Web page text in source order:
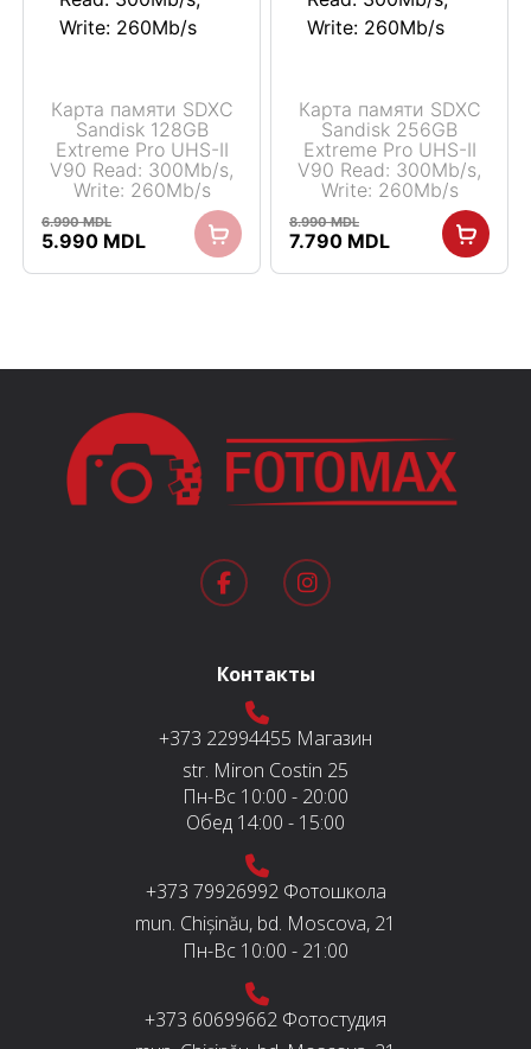
Карта памяти SDXC
Sandisk 128GB
Extreme Pro UHS-II
V90 Read: 300Mb/s,
Write: 260Mb/s
6.990MDL
Первоначальная
5.990 MDL Текущая
Карта памяти SDXC
Sandisk 256GB
Extreme Pro UHS-II
V90 Read: 300Mb/s,
Write: 260Mb/s
8.990MDL
Первоначальная
7.790 MDL Текущая
Контакты
+373 22994455 Магазин
str. Miron Costin 25
Пн-Вс 10:00 - 20:00
Обед 14:00 - 15:00
+373 79926992 Фотошкола
mun. Chișinău, bd. Moscova, 21
Пн-Вс 10:00 - 21:00
+373 60699662 Фотостудия